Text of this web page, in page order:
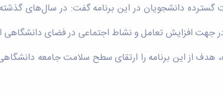
گسترده دانشجویان در این برنامه گفت: در سال‌های
در جهت افزایش تعامل و نشاط اجتماعی در فضای
هدف از این برنامه را ارتقای سطح سلامت جامعه